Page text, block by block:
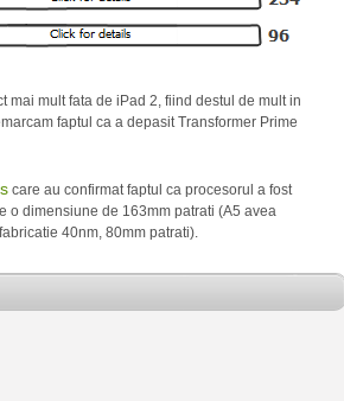
mai mult fata de iPad 2, fiind destul de mult in
faptul ca a depasit Transformer Prime
care au confirmat faptul ca procesorul a fost
o dimensiune de 163mm patrati (A5 avea
40nm, 80mm patrati).